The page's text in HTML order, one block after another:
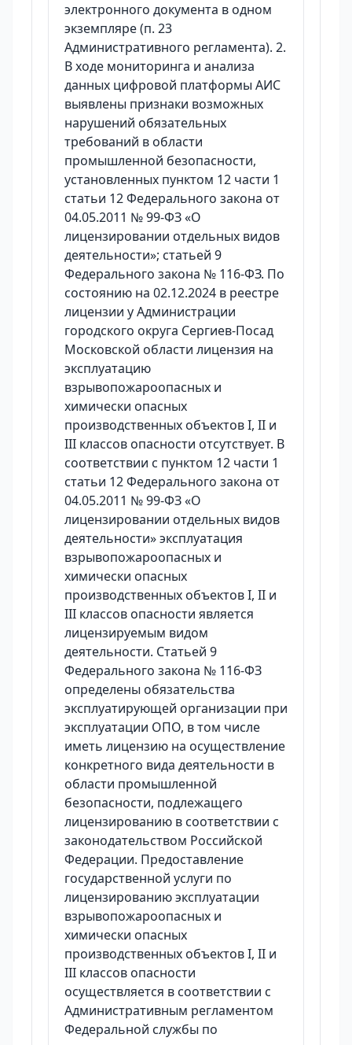
электронного документа в одном
экземпляре (п. 23
Административного регламента). 2.
В ходе мониторинга и анализа
данных цифровой платформы АИС
выявлены признаки возможных
нарушений обязательных
требований в области
промышленной безопасности,
установленных пунктом 12 части 1
статьи 12 Федерального закона от
04.05.2011 № 99-ФЗ «О
лицензировании отдельных видов
деятельности»; статьей 9
Федерального закона № 116-ФЗ. По
состоянию на 02.12.2024 в реестре
лицензии у Администрации
городского округа Сергиев-Посад
Московской области лицензия на
эксплуатацию
взрывопожароопасных и
химически опасных
производственных объектов I, II и
III классов опасности отсутствует. В
соответствии с пунктом 12 части 1
статьи 12 Федерального закона от
04.05.2011 № 99-ФЗ «О
лицензировании отдельных видов
деятельности» эксплуатация
взрывопожароопасных и
химически опасных
производственных объектов I, II и
III классов опасности является
лицензируемым видом
деятельности. Статьей 9
Федерального закона № 116-ФЗ
определены обязательства
эксплуатирующей организации при
эксплуатации ОПО, в том числе
иметь лицензию на осуществление
конкретного вида деятельности в
области промышленной
безопасности, подлежащего
лицензированию в соответствии с
законодательством Российской
Федерации. Предоставление
государственной услуги по
лицензированию эксплуатации
взрывопожароопасных и
химически опасных
производственных объектов I, II и
III классов опасности
осуществляется в соответствии с
Административным регламентом
Федеральной службы по